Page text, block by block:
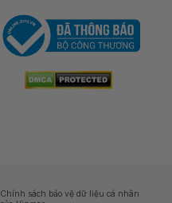
Chính sách bảo vệ dữ liệu cá nhân